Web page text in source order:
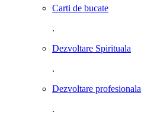
Carti de bucate
.
Dezvoltare Spirituala
.
Dezvoltare profesionala
.